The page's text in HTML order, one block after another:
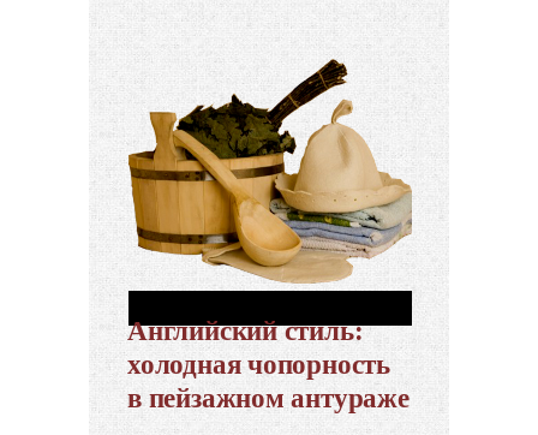
Английский стиль:
холодная чопорность
в пейзажном антураже